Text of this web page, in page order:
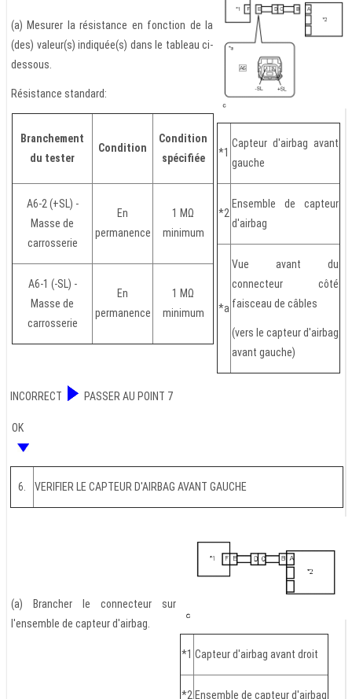
(a) Mesurer la résistance en fonction de la
(des) valeur(s) indiquée(s) dans le tableau ci-
dessous.
Résistance standard:
Branchement
du tester
Condition
Condition
spécifiée
A6-2 (+SL) -
Masse de
carrosserie
En
permanence
1 MΩ
minimum
A6-1 (-SL) -
Masse de
carrosserie
En
permanence
1 MΩ
minimum
*1
Capteur d'airbag avant
gauche
*2
Ensemble de capteur
d'airbag
*a
Vue avant du
connecteur côté
faisceau de câbles
(vers le capteur d'airbag
avant gauche)
INCORRECT PASSER AU POINT 7
OK
6. VERIFIER LE CAPTEUR D'AIRBAG AVANT GAUCHE
(a) Brancher le connecteur sur
l'ensemble de capteur d'airbag.
*1 Capteur d'airbag avant droit
*2 Ensemble de capteur d'airbag